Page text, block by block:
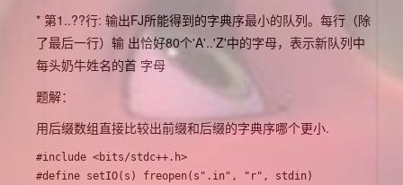
* 第1..??行: 输出FJ所能得到的字典序最小的队列。每行（除
了最后一行）输 出恰好80个'A'..'Z'中的字母，表示新队列中
每头奶牛姓名的首 字母
题解：
用后缀数组直接比较出前缀和后缀的字典序哪个更小.
#include <bits/stdc++.h>
#define setIO(s) freopen(s".in", "r", stdin)